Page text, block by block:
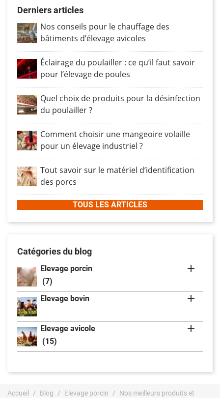
Derniers articles
Nos conseils pour le chauffage des
bâtiments d’élevage avicoles
Éclairage du poulailler : ce qu’il faut savoir
pour l’élevage de poules
Quel choix de produits pour la désinfection
du poulailler ?
Comment choisir une mangeoire volaille
pour un élevage industriel ?
Tout savoir sur le matériel d’identification
des porcs
TOUS LES ARTICLES
Catégories du blog
Elevage porcin
(7)

Elevage bovin 
Elevage avicole
(15)

Accueil Blog Elevage porcin
Nos meilleurs produits et